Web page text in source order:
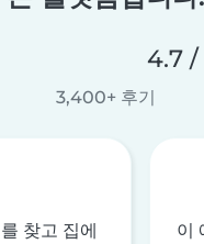
4.7 /
3,400+ 후기
찾고 집에
이